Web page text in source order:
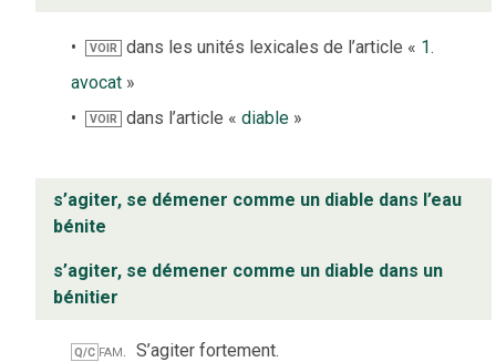
VOIR dans les unités lexicales de l’article « 1.
avocat »
VOIR dans l’article «diable »
s’agiter, se démener comme un diable dans l’eau
bénite
s’agiter, se démener comme un diable dans un
bénitier
Q/C fam. S’agiter fortement.